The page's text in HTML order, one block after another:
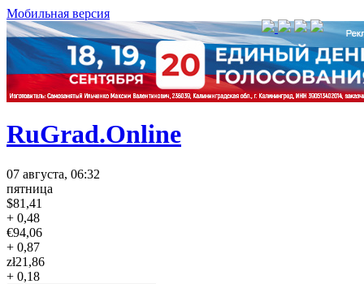
Мобильная версия
RuGrad.Online
07 августа, 06:32
пятница
$81,41
+ 0,48
€94,06
+ 0,87
zł21,86
+ 0,18